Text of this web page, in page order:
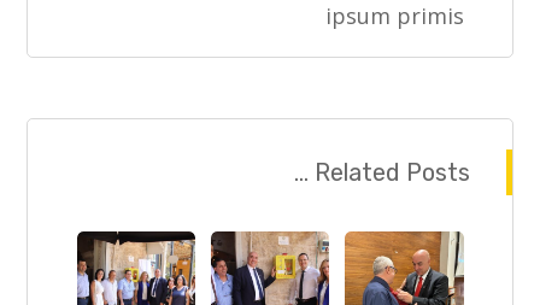
ipsum primis
Related Posts ...